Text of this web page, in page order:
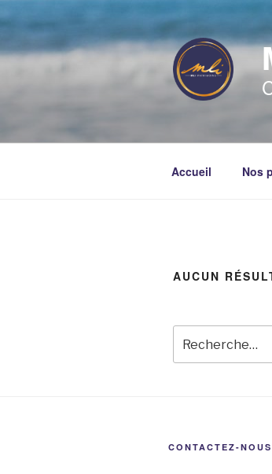
contenu
Accueil Nos
AUCUN
pour
CONTACTEZ-NOUS